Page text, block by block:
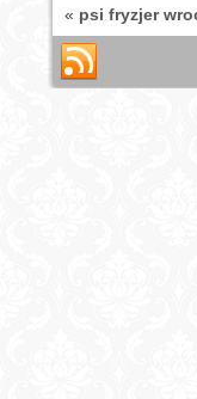
« psi fryzjer